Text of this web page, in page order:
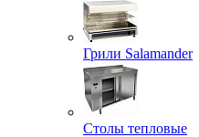
Грили Salamander
Столы тепловые